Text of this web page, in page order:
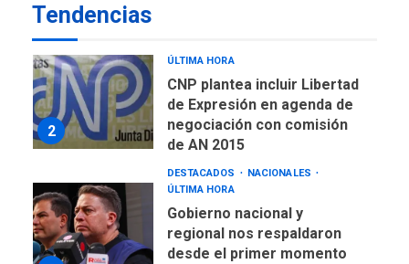
Tendencias
2
ÚLTIMA HORA
CNP plantea incluir Libertad
de Expresión en agenda de
negociación con comisión
de AN 2015
DESTACADOS
NACIONALES
ÚLTIMA HORA
Gobierno nacional y
regional nos respaldaron
desde el primer momento